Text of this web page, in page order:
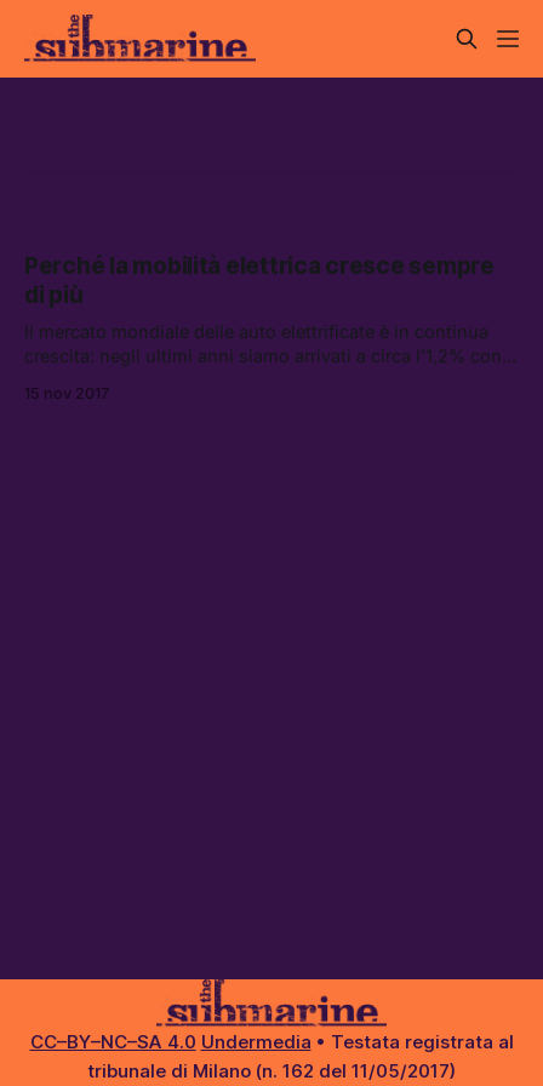
Perché la mobilità elettrica cresce sempre
di più
Il mercato mondiale delle auto elettrificate è in continua
crescita: negli ultimi anni siamo arrivati a circa l’1,2% con
15 nov 2017
CC–BY–NC–SA 4.0 Undermedia • Testata registrata al
tribunale di Milano (n. 162 del 11/05/2017)